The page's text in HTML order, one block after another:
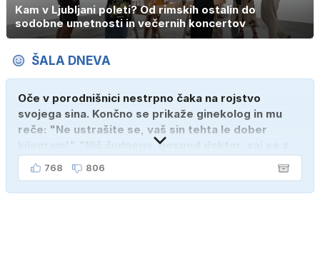
Kam v Ljubljani poleti? Od rimskih ostalin do
sodobne umetnosti in večernih koncertov
ŠALA DNEVA
Oče v porodnišnici nestrpno čaka na rojstvo
svojega sina. Končno se prikaže ginekolog in mu
reče: "Ne ustrašite se, vaš sin tehta le dober
kilogram!" "Nič čudnega, gospod doktor, saj se z
ženo poznava šele tri mesece."
768 806